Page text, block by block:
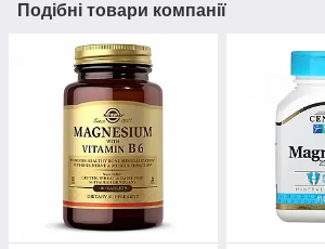
Подібні товари компанії